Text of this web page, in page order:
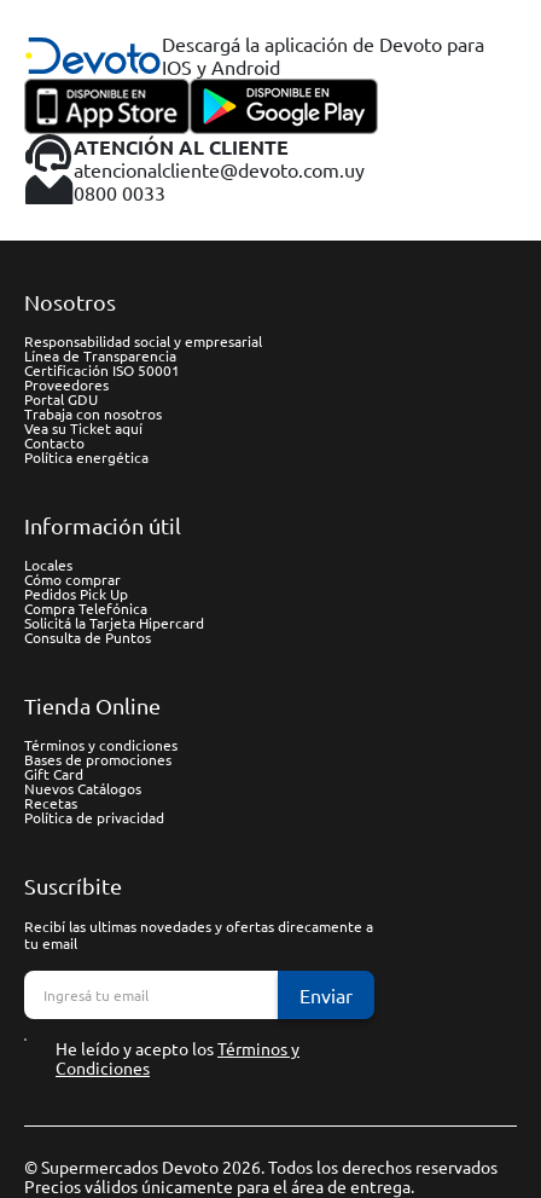
Descargá la aplicación de Devoto para
IOS y Android
ATENCIÓN AL CLIENTE
atencionalcliente@devoto.com.uy
0800 0033
Nosotros
Responsabilidad social y empresarial
Línea de Transparencia
Certificación ISO 50001
Proveedores
Portal GDU
Trabaja con nosotros
Vea su Ticket aquí
Contacto
Política energética
Información útil
Locales
Cómo comprar
Pedidos Pick Up
Compra Telefónica
Solicitá la Tarjeta Hipercard
Consulta de Puntos
Tienda Online
Términos y condiciones
Bases de promociones
Gift Card
Nuevos Catálogos
Recetas
Política de privacidad
Suscríbite
Recibí las ultimas novedades y ofertas direcamente a
tu email
Enviar
He leído y acepto losTérminos y
Condiciones
© Supermercados Devoto 2026. Todos los derechos reservados
Precios válidos únicamente para el área de entrega.